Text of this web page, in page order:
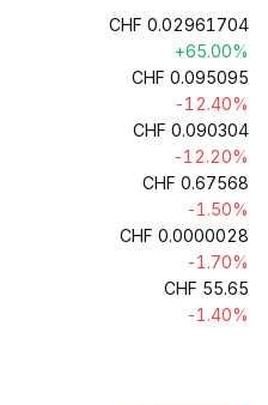
CHF 0.02961704
+65.00%
CHF 0.095095
-12.40%
CHF 0.090304
-12.20%
CHF 0.67568
-1.50%
CHF 0.0000028
-1.70%
CHF 55.65
-1.40%